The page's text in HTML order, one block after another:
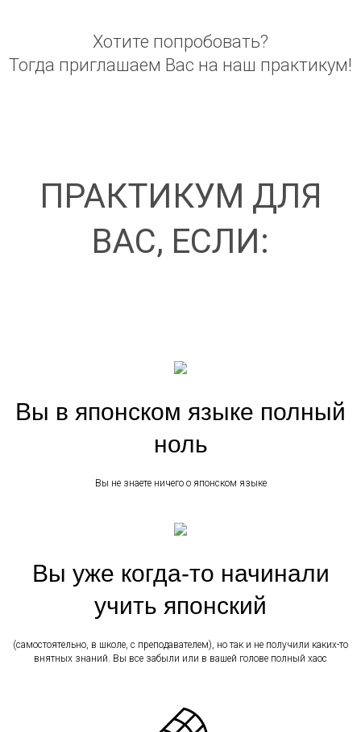
Хотите попробовать?
Тогда приглашаем Вас на наш практикум!
ПРАКТИКУМ ДЛЯ
ВАС, ЕСЛИ:
Вы в японском языке полный
ноль
Вы не знаете ничего о японском языке
Вы уже когда-то начинали
учить японский
(самостоятельно, в школе, с преподавателем), но так и не получили каких-то
внятных знаний. Вы все забыли или в вашей голове полный хаос